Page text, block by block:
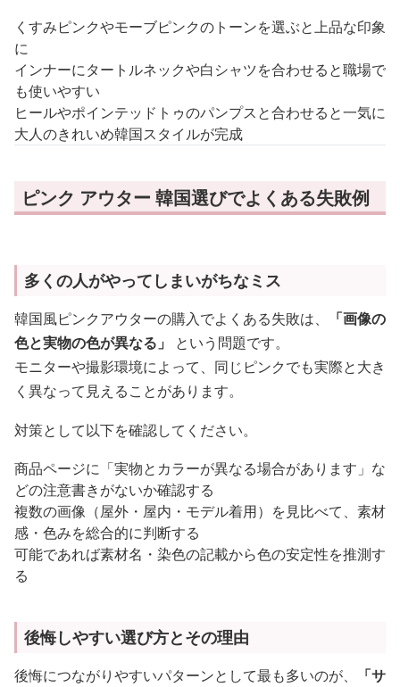
くすみピンクやモーブピンクのトーンを選ぶと上品な印象
に
インナーにタートルネックや白シャツを合わせると職場で
も使いやすい
ヒールやポインテッドトゥのパンプスと合わせると一気に
大人のきれいめ韓国スタイルが完成
ピンク アウター 韓国選びでよくある失敗例
多くの人がやってしまいがちなミス
韓国風ピンクアウターの購入でよくある失敗は、
「画像の
色と実物の色が異なる」
という問題です。
モニターや撮影環境によって、同じピンクでも実際と大き
く異なって見えることがあります。
対策として以下を確認してください。
商品ページに「実物とカラーが異なる場合があります」な
どの注意書きがないか確認する
複数の画像（屋外・屋内・モデル着用）を見比べて、素材
感・色みを総合的に判断する
可能であれば素材名・染色の記載から色の安定性を推測す
る
後悔しやすい選び方とその理由
後悔につながりやすいパターンとして最も多いのが、
「サ